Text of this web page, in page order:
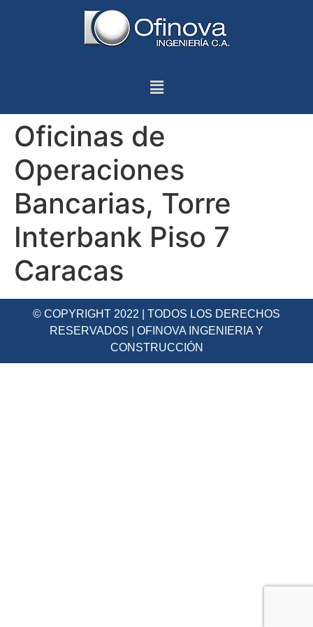
Oficinas de
Operaciones
Bancarias, Torre
Interbank Piso 7
Caracas
© COPYRIGHT 2022 | TODOS LOS DERECHOS
RESERVADOS | OFINOVA INGENIERIA Y
CONSTRUCCIÓN